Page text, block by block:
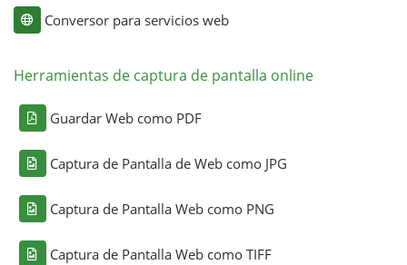
Conversor para servicios web
Herramientas de captura de pantalla online
Guardar Web como PDF
Captura de Pantalla de Web como JPG
Captura de Pantalla Web como PNG
Captura de Pantalla Web como TIFF